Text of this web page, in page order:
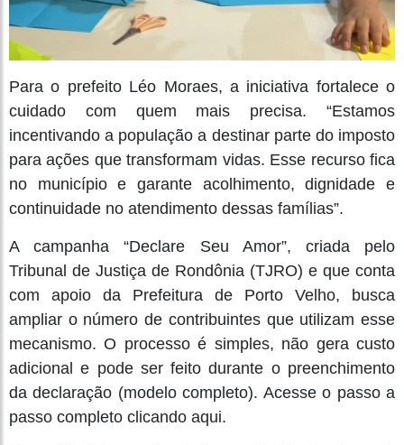
Para o prefeito Léo Moraes, a iniciativa fortalece o
cuidado com quem mais precisa. “Estamos
incentivando a população a destinar parte do imposto
para ações que transformam vidas. Esse recurso fica
no município e garante acolhimento, dignidade e
continuidade no atendimento dessas famílias”.
A campanha “Declare Seu Amor”, criada pelo
Tribunal de Justiça de Rondônia (TJRO) e que conta
com apoio da Prefeitura de Porto Velho, busca
ampliar o número de contribuintes que utilizam esse
mecanismo. O processo é simples, não gera custo
adicional e pode ser feito durante o preenchimento
da declaração (modelo completo). Acesse o passo a
passo completo clicando aqui.